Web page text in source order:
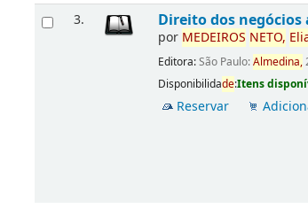
3. Direito dos
por MEDEIROS NETO,
Editora:São Paulo:Almedina,
Disponibilidade:Itens
Reservar